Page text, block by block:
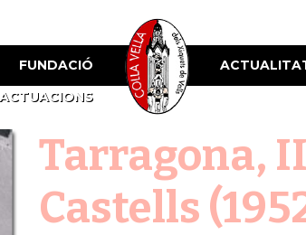
FUNDACIÓ
ACTUACIONS
Tarragona,
Castells